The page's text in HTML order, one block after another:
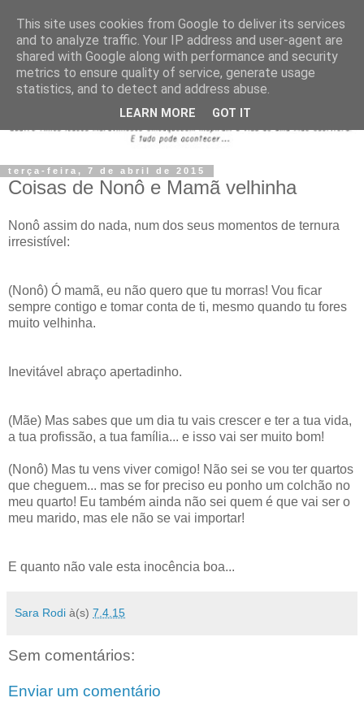
terça-feira, 7 de abril de 2015
Coisas de Nonô e Mamã velhinha
Nonô assim do nada, num dos seus momentos de ternura
irresistível:
(Nonô) Ó mamã, eu não quero que tu morras! Vou ficar
sempre contigo e tomar conta de ti, mesmo quando tu fores
muito velhinha.
Inevitável abraço apertadinho.
(Mãe) Mas sabes que um dia tu vais crescer e ter a tua vida,
a tua profissão, a tua família... e isso vai ser muito bom!
(Nonô) Mas tu vens viver comigo! Não sei se vou ter quartos
que cheguem... mas se for preciso eu ponho um colchão no
meu quarto! Eu também ainda não sei quem é que vai ser o
meu marido, mas ele não se vai importar!
E quanto não vale esta inocência boa...
Sara Rodi à(s) 7.4.15
Sem comentários:
Enviar um comentário
This site uses cookies from Google to deliver its services
and to analyze traffic. Your IP address and user-agent are
shared with Google along with performance and security
metrics to ensure quality of service, generate usage
statistics, and to detect and address abuse.
LEARN MORE GOT IT